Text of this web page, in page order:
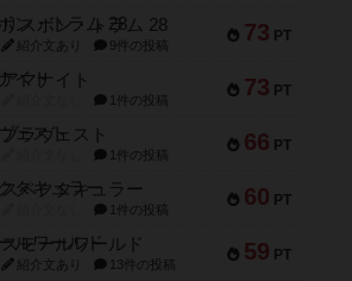
73 PT
リスボン・トラム 28
紹介文あり 9件の投稿
73 PT
アマナイト
1件の投稿
66 PT
ブラヴェスト
1件の投稿
60 PT
スペクタキュラー
1件の投稿
59 PT
スモールワールド
紹介文あり 13件の投稿